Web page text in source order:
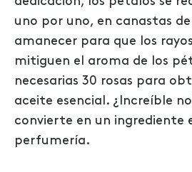
uno por uno, en canastas
amanecer para que los
mitiguen el aroma de los
necesarias 30 rosas para
aceite esencial. ¿Increíble
convierte en un ingrediente
perfumería.